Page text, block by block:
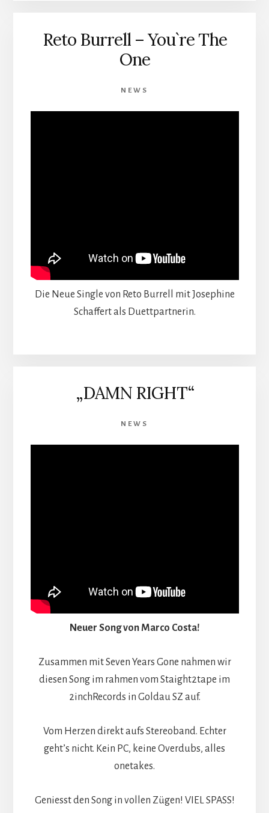
Reto Burrell – You`re The
One
NEWS
Die Neue Single von Reto Burrell mit Josephine
Schaffert als Duettpartnerin.
„DAMN RIGHT“
NEWS
Neuer Song von Marco Costa!
Zusammen mit Seven Years Gone nahmen wir
diesen Song im rahmen vom Staight2tape im
2inchRecords in Goldau SZ auf.
Vom Herzen direkt aufs Stereoband. Echter
geht’s nicht. Kein PC, keine Overdubs, alles
onetakes.
Geniesst den Song in vollen Zügen! VIEL SPASS!